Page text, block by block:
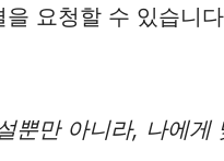
요청할 수 있습니
만 아니라, 나에